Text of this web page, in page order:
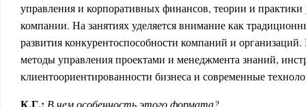
управления и корпоративных финансов, теории и
компании. На занятиях уделяется внимание как
развития конкурентоспособности компаний и
методы управления проектами и менеджмента знаний,
клиентоориентированности бизнеса и современные
В чем особенность этого формата?